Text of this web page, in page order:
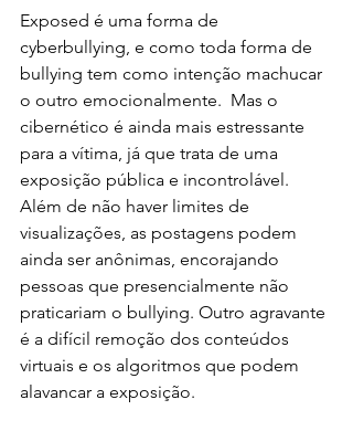
Exposed é uma forma de
cyberbullying, e como toda forma de
bullying tem como intenção machucar
o outro emocionalmente.  Mas o
cibernético é ainda mais estressante
para a vítima, já que trata de uma
exposição pública e incontrolável.
Além de não haver limites de
visualizações, as postagens podem
ainda ser anônimas, encorajando
pessoas que presencialmente não
praticariam o bullying. Outro agravante
é a difícil remoção dos conteúdos
virtuais e os algoritmos que podem
alavancar a exposição.